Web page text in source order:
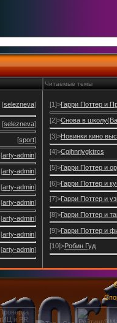
Читаемые темы
[selezneva]
[selezneva]
[sport]
[arty-admin]
[arty-admin]
[arty-admin]
[arty-admin]
[arty-admin]
[arty-admin]
[arty-admin]
[1]>Гарри Поттер и
[2]>Снова в
[3]>Новинки кино
[4]>Cgjhnrjvgktrcs
[5]>Гарри Поттер и
[6]>Гарри Поттер и
[7]>Гарри Поттер и
[8]>Гарри Поттер и
[9]>Гарри Поттер и
[10]>Робин Гуд